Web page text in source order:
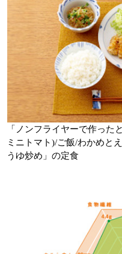
「ノンフライヤーで作った
ミニトマト)/ご飯/わかめと
うゆ炒め」の定食